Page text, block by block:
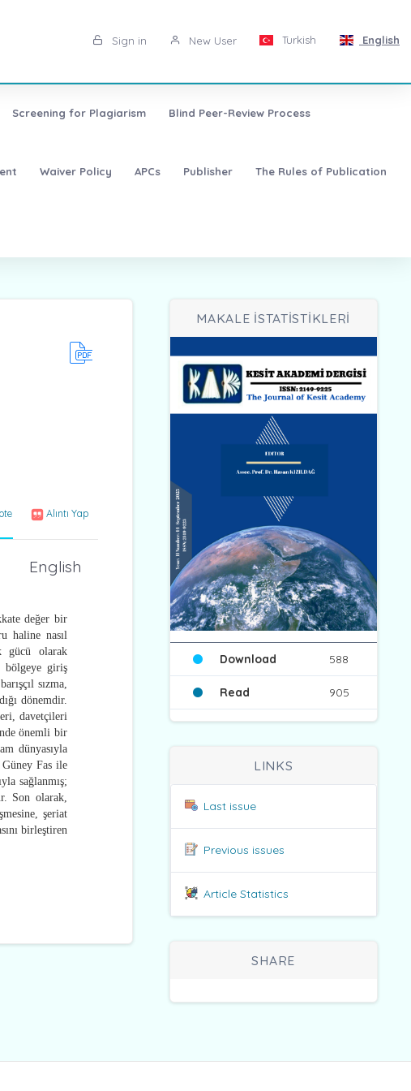
Sign in New User Turkish English
Screening for Plagiarism Blind Peer-Review Process
Waiver Policy APCs Publisher The Rules of Publication
Alıntı Yap
English
değer bir
haline nasıl
gücü olarak
bölgeye giriş
sızma,
dönemdir.
davetçileri
önemli bir
dünyasıyla
Güney Fas ile
sağlanmış;
Son olarak,
şeriat
birleştiren
MAKALE İSTATİSTİKLERİ
Download 588
Read 905
LINKS
Last issue
Previous issues
Article Statistics
SHARE